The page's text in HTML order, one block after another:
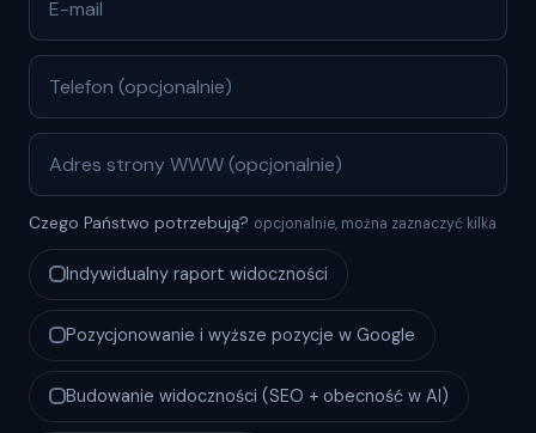
Czego Państwo potrzebują? opcjonalnie, można zaznaczyć kilka
Indywidualny raport widoczności
Pozycjonowanie i wyższe pozycje w Google
Budowanie widoczności (SEO + obecność w AI)